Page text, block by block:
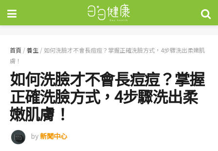
首頁 /養生 / 如何洗臉才不會長痘痘？掌握正確洗臉方式，4步驟洗出柔嫩肌
膚！
如何洗臉才不會長痘痘？掌握
正確洗臉方式，4步驟洗出柔
嫩肌膚！
by新聞中心